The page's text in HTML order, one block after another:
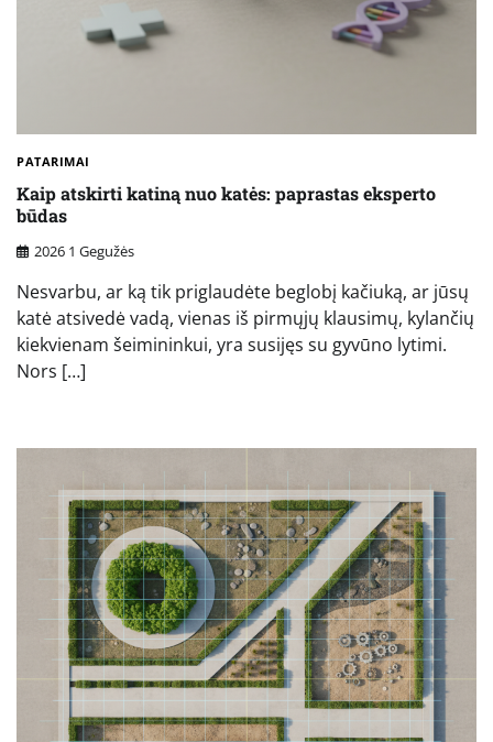
PATARIMAI
Kaip atskirti katiną nuo katės: paprastas eksperto
būdas
2026 1 Gegužės
Nesvarbu, ar ką tik priglaudėte beglobį kačiuką, ar jūsų
katė atsivedė vadą, vienas iš pirmųjų klausimų, kylančių
kiekvienam šeimininkui, yra susijęs su gyvūno lytimi.
Nors […]